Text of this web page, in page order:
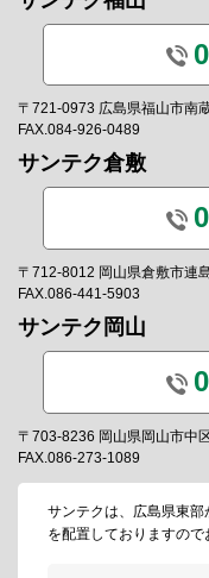
〒721-0973 広島県福山市南
FAX.084-926-0489
サンテク倉敷
〒712-8012 岡山県倉敷市連
FAX.086-441-5903
サンテク岡山
〒703-8236 岡山県岡山市中
FAX.086-273-1089
サンテクは、広島県東
を配置しておりますので